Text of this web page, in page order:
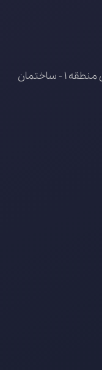
گیلان - رشت - معلم - بعد از شهرداری منطقه 1 - ساختمان